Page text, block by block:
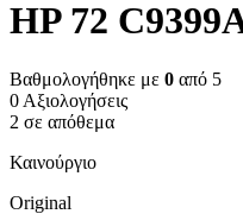
HP 72
Βαθμολογήθηκε με 0 από 5
0 Αξιολογήσεις
2 σε απόθεμα
Καινούργιο
Original